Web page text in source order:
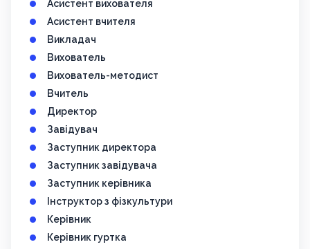
Асистент вихователя
Асистент вчителя
Викладач
Вихователь
Вихователь-методист
Вчитель
Директор
Завідувач
Заступник директора
Заступник завідувача
Заступник керівника
Інструктор з фізкультури
Керівник
Керівник гуртка